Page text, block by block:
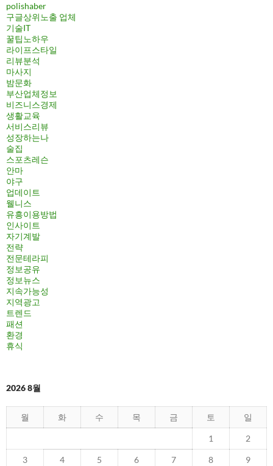
polishaber
구글상위노출 업체
기술IT
꿀팁노하우
라이프스타일
리뷰분석
마사지
밤문화
부산업체정보
비즈니스경제
생활교육
서비스리뷰
성장하는나
술집
스포츠레슨
안마
야구
업데이트
웰니스
유흥이용방법
인사이트
자기계발
전략
전문테라피
정보공유
정보뉴스
지속가능성
지역광고
트렌드
패션
환경
휴식
2026 8월
월 화 수 목 금 토 일
1 2
3 4 5 6 7 8 9